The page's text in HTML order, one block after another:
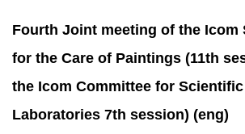
Fourth Joint meeting of the Icom
for the Care of Paintings (11th
the Icom Committee for
Laboratories 7th session) (eng)